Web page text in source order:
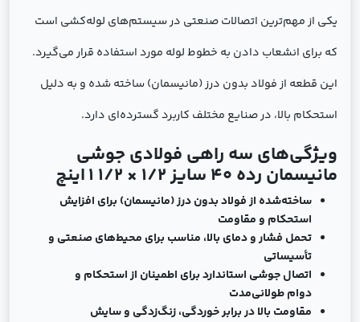
یکی از مهم‌ترین اتصالات صنعتی در سیستم‌های لوله‌کشی است
که برای انشعاب دادن به خطوط لوله مورد استفاده قرار می‌گیرد.
این قطعه از فولاد بدون درز (مانیسمان) ساخته شده و به دلیل
استحکام بالا، در صنایع مختلف کاربرد گسترده‌ای دارد.
ویژگی‌های سه راهی فولادی جوشی
مانیسمان رده 40 سایز 1/2 × 1/2 1 اینچ
ساخته‌شده از فولاد بدون درز (مانیسمان) برای افزایش
استحکام و مقاومت
تحمل فشار و دمای بالا، مناسب برای محیط‌های صنعتی و
تأسیساتی
اتصال جوشی استاندارد برای اطمینان از استحکام و
دوام طولانی‌مدت
مقاومت بالا در برابر خوردگی، زنگ‌زدگی و سایش